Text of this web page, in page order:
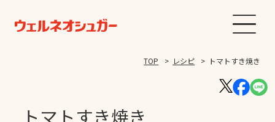
TOP レシピ トマトすき焼き
トマトすき焼き